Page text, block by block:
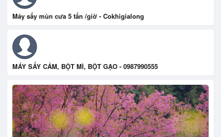
Máy sấy mùn cưa 5 tấn /giờ - Cokhigialong
MÁY SẤY CÁM, BỘT MÌ, BỘT GẠO - 0987990555